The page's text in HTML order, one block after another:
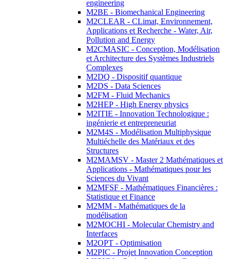
engineering
M2BE - Biomechanical Engineering
M2CLEAR - CLimat, Environnement,
Applications et Recherche - Water, Air,
Pollution and Energy
M2CMASIC - Conception, Modélisation
et Architecture des Systèmes Industriels
Complexes
M2DQ - Dispositif quantique
M2DS - Data Sciences
M2FM - Fluid Mechanics
M2HEP - High Energy physics
M2ITIE - Innovation Technologique :
ingénierie et entrepreneuriat
M2M4S - Modélisation Multiphysique
Multiéchelle des Matériaux et des
Structures
M2MAMSV - Master 2 Mathématiques et
Applications - Mathématiques pour les
Sciences du Vivant
M2MFSF - Mathématiques Financières :
Statistique et Finance
M2MM - Mathématiques de la
modélisation
M2MOCHI - Molecular Chemistry and
Interfaces
M2OPT - Optimisation
M2PIC - Projet Innovation Conception